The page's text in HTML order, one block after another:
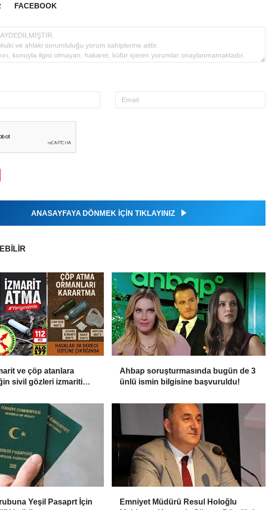
FACEBOOK
ANASAYFAYA DÖNMEK İÇİN TIKLAYINIZ
ve çöp atanlara
sivil gözleri izmariti
Ahbap soruşturmasında bugün de 3
ünlü ismin bilgisine başvuruldu!
Yeşil Pasaprt İçin
Emniyet Müdürü Resul Holoğlu